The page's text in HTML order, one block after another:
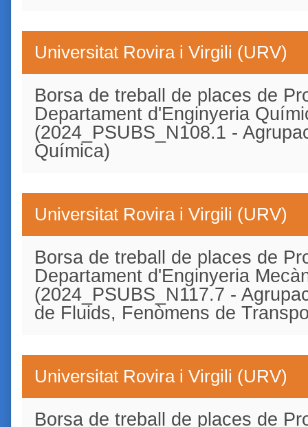
Universitat Rovira i Virgili (URV)
Borsa de treball de places de
Departament d'Enginyeria
(2024_PSUBS_N108.1 -
Química)
Universitat Rovira i Virgili (URV)
Borsa de treball de places de
Departament d'Enginyeria
(2024_PSUBS_N117.7 -
de Fluids, Fenòmens de
Universitat Rovira i Virgili (URV)
Borsa de treball de places de